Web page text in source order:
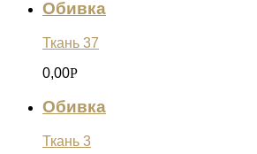
Обивка
Ткань 37
0,00Р
Обивка
Ткань 3